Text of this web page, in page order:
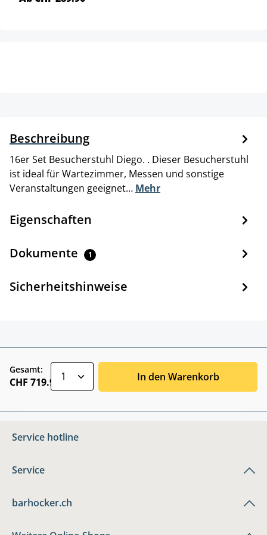
Beschreibung
16er Set Besucherstuhl Diego. . Dieser Besucherstuhl
ist ideal für Wartezimmer, Messen und sonstige
Veranstaltungen geeignet… Mehr
Eigenschaften
Dokumente 1
Sicherheitshinweise
Gesamt:
CHF 719.90 In den Warenkorb
Service hotline
Service
barhocker.ch